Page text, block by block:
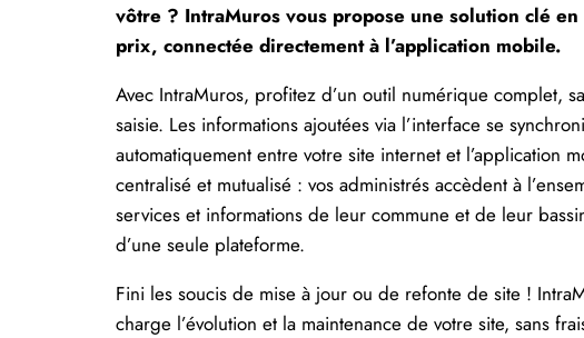
vôtre ? IntraMuros vous propose une solution clé
prix, connectée directement à l’application mobile.
Avec IntraMuros, profitez d’un outil numérique complet,
saisie. Les informations ajoutées via l’interface se
automatiquement entre votre site internet et l’application
centralisé et mutualisé : vos administrés accèdent à
services et informations de leur commune et de leur
d’une seule plateforme.
Fini les soucis de mise à jour ou de refonte de site !
charge l’évolution et la maintenance de votre site, sans